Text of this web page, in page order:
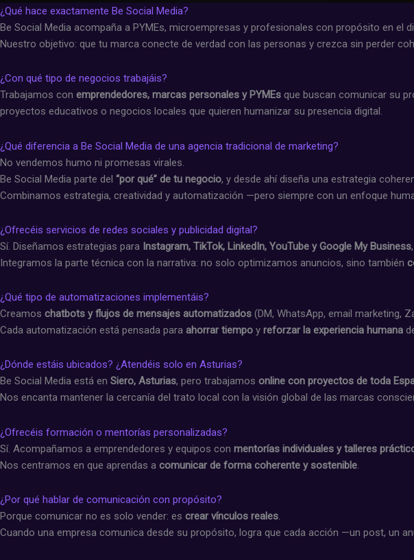
¿Qué hace exactamente Be Social Media?
Be Social Media acompaña a PYMEs, microempresas y profesionales con propósito en el
Nuestro objetivo: que tu marca conecte de verdad con las personas y crezca sin perder
¿Con qué tipo de negocios trabajáis?
Trabajamos con emprendedores, marcas personales y PYMEs que buscan comunicar su
proyectos educativos o negocios locales que quieren humanizar su presencia digital.
¿Qué diferencia a Be Social Media de una agencia tradicional de marketing?
No vendemos humo ni promesas virales.
Be Social Media parte del “por qué” de tu negocio, y desde ahí diseña una estrategia
Combinamos estrategia, creatividad y automatización —pero siempre con un enfoque
¿Ofrecéis servicios de redes sociales y publicidad digital?
Sí. Diseñamos estrategias para Instagram, TikTok, LinkedIn, YouTube y Google My Business
Integramos la parte técnica con la narrativa: no solo optimizamos anuncios, sino también
¿Qué tipo de automatizaciones implementáis?
Creamos chatbots y flujos de mensajes automatizados (DM, WhatsApp, email marketing,
Cada automatización está pensada para ahorrar tiempo y reforzar la experiencia humana
¿Dónde estáis ubicados? ¿Atendéis solo en Asturias?
Be Social Media está en Siero, Asturias, pero trabajamos online con proyectos de toda
Nos encanta mantener la cercanía del trato local con la visión global de las marcas
¿Ofrecéis formación o mentorías personalizadas?
Sí. Acompañamos a emprendedores y equipos con mentorías individuales y talleres
Nos centramos en que aprendas a comunicar de forma coherente y sostenible
¿Por qué hablar de comunicación con propósito?
Porque comunicar no es solo vender: es crear vínculos reales.
Cuando una empresa comunica desde su propósito, logra que cada acción —un post, un